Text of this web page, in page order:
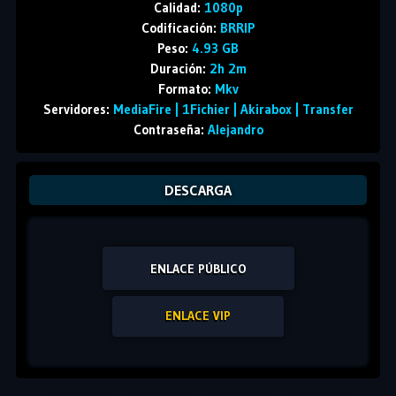
Calidad: 1080p
Codificación: BRRIP
Peso: 4.93 GB
Duración: 2h 2m
Formato: Mkv
Servidores: MediaFire | 1Fichier | Akirabox | Transfer
Contraseña: Alejandro
DESCARGA
ENLACE PÚBLICO
ENLACE VIP